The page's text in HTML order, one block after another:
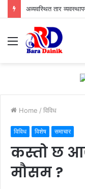
Menu
Home / विविध
विविध विशेष समाचार
कस्तो छ
मौसम ?